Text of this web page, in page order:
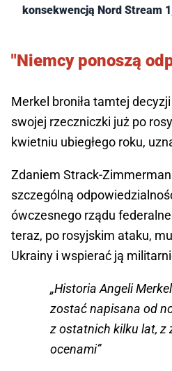
konsekwencją Nord Stream
"Niemcy ponoszą
Merkel broniła tamtej
swojej rzeczniczki już po
kwietniu ubiegłego roku,
Zdaniem Strack-
szczególną
ówczesnego rządu
teraz, po rosyjskim ataku,
Ukrainy i wspierać ją
„Historia Angeli
zostać napisana od
z ostatnich kilku lat, z
ocenami”